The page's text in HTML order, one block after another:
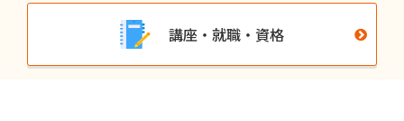
講座・就職・資格